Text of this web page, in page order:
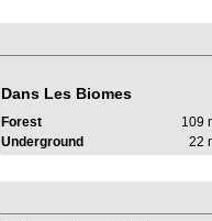
Dans Les Biomes
Forest
109
Underground
22